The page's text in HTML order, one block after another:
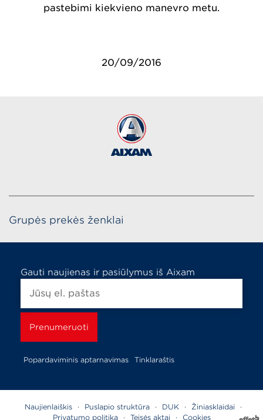
pastebimi kiekvieno manevro metu.
20/09/2016
Grupės prekės ženklai
Gauti naujienas ir pasiūlymus iš Aixam
Popardaviminis aptarnavimas Tinklaraštis
Naujienlaiškis · Puslapio struktūra · DUK · Žiniasklaidai
·
Privatumo politika
· Teisės aktai · Cookies